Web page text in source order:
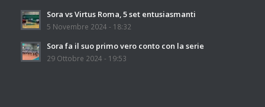
Sora vs Virtus Roma, 5 set entusiasmanti
5 Novembre 2024 - 18:32
Sora fa il suo primo vero conto con la serie
29 Ottobre 2024 - 19:53